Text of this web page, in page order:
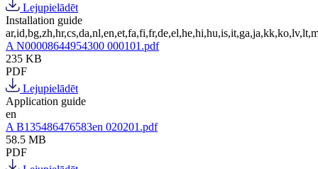
Lejupielādēt
Installation guide
A N00008644954300 000101.pdf
235 KB
PDF
Lejupielādēt
Application guide
en
A B135486476583en 020201.pdf
58.5 MB
PDF